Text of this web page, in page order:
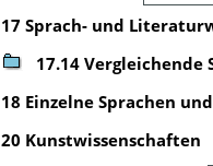
17 Sprach- und
17.14 Vergleichende
18 Einzelne Sprachen
20 Kunstwissenschaften